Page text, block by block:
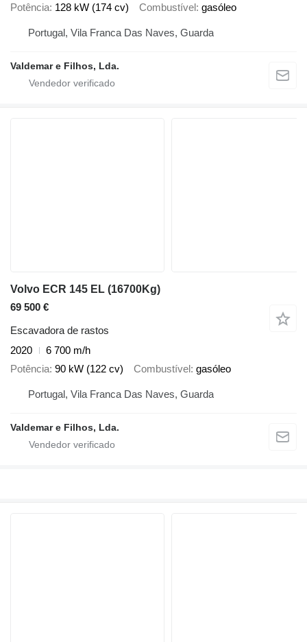
Potência 128 kW (174 cv) Combustível gasóleo
Portugal, Vila Franca Das Naves, Guarda
Valdemar e Filhos, Lda.
Volvo ECR 145 EL (16700Kg)
69 500 €
Escavadora de rastos
2020
6 700 m/h
Potência 90 kW (122 cv) Combustível gasóleo
Portugal, Vila Franca Das Naves, Guarda
Valdemar e Filhos, Lda.